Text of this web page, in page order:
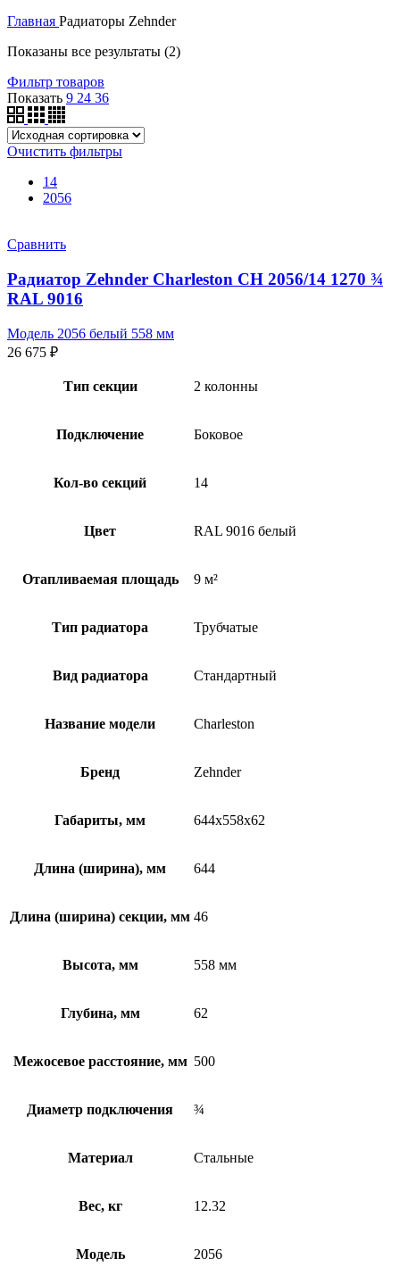
Главная Радиаторы Zehnder
Показаны все результаты (2)
Фильтр товаров
Показать 9 24 36
Очистить фильтры
14
2056
Сравнить
Радиатор Zehnder Charleston CH 2056/14 1270 ¾
RAL 9016
Модель 2056 белый 558 мм
26 675 ₽
Тип секции 2 колонны
Подключение Боковое
Кол-во секций 14
Цвет RAL 9016 белый
Отапливаемая площадь 9 м²
Тип радиатора Трубчатые
Вид радиатора Стандартный
Название модели Charleston
Бренд Zehnder
Габариты, мм 644x558x62
Длина (ширина), мм 644
Длина (ширина) секции, мм 46
Высота, мм 558 мм
Глубина, мм 62
Межосевое расстояние, мм 500
Диаметр подключения ¾
Материал Стальные
Вес, кг 12.32
Модель 2056